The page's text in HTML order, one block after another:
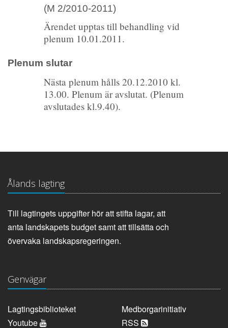
(M 2/2010-2011)
Ärendet upptas till behandling vid
plenum 10.01.2011.
Plenum slutar
Nästa plenum hålls 20.12.2010 kl.
13.00. Plenum är avslutat. (Plenum
avslutades kl.9.40).
Ålands lagting
Till lagtingets uppgifter hör att stifta lagar, att
anta landskapets budget samt att tillsätta och
övervaka landskapsregeringen.
Genvägar
Lagtingsbiblioteket
Medborgarinitiativ
Youtube
RSS